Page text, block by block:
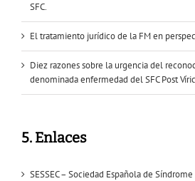
SFC.
El tratamiento jurídico de la FM en
Diez razones sobre la urgencia del
denominada enfermedad del SFC Post
5. Enlaces
SESSEC – Sociedad Española de